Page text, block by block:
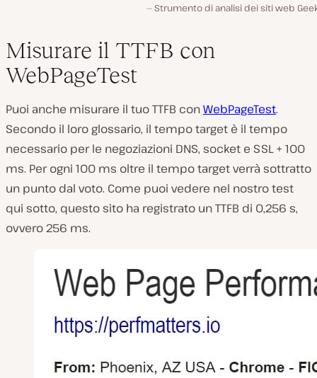
Strumento di analisi dei siti web
Misurare il TTFB con
WebPageTest
Puoi anche misurare il tuo TTFB conWebPageTest.
Secondo il loro glossario, il tempo target è il tempo
necessario per le negoziazioni DNS, socket e SSL + 100
ms. Per ogni 100 ms oltre il tempo target verrà sottratto
un punto dal voto. Come puoi vedere nel nostro test
qui sotto, questo sito ha registrato un TTFB di 0,256 s,
ovvero 256 ms.